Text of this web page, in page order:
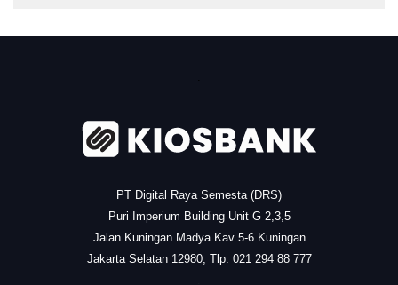
PT Digital Raya Semesta (DRS)
Puri Imperium Building Unit G 2,3,5
Jalan Kuningan Madya Kav 5-6 Kuningan
Jakarta Selatan 12980, Tlp. 021 294 88 777